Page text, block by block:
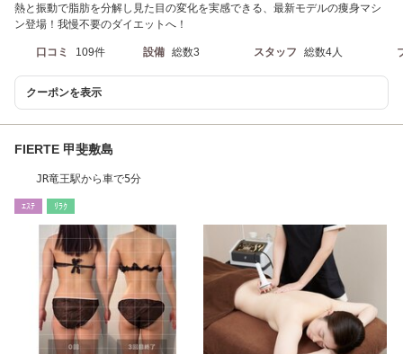
熱と振動で脂肪を分解し見た目の変化を実感できる、最新モデルの痩身マシ
ン登場！我慢不要のダイエットへ！
口コミ 109件 設備 総数3 スタッフ 総数4人
クーポンを表示
FIERTE 甲斐敷島
JR竜王駅から車で5分
ｴｽﾃ ﾘﾗｸ